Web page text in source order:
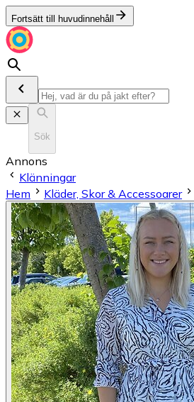
Fortsätt till huvudinnehåll
Sök
Annons
Klänningar
Hem
Kläder, Skor & Accessoarer